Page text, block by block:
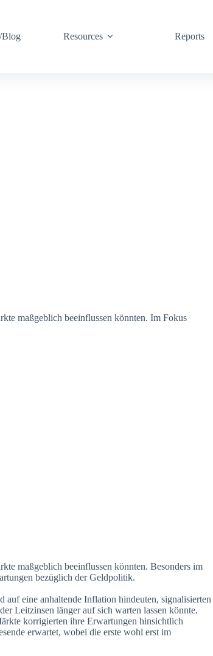
Blog Resources Reports
maßgeblich beeinflussen könnten. Im Fokus
maßgeblich beeinflussen könnten. Besonders im
bezüglich der Geldpolitik.
eine anhaltende Inflation hindeuten, signalisierten
Leitzinsen länger auf sich warten lassen könnte.
korrigierten ihre Erwartungen hinsichtlich
erwartet, wobei die erste wohl erst im